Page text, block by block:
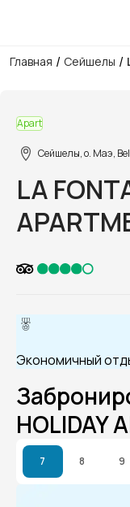
Главная / Сейшелы /
Apart
Сейшелы, о. Маэ,
LA
Экономичный
HOLIDAY
7 8 9